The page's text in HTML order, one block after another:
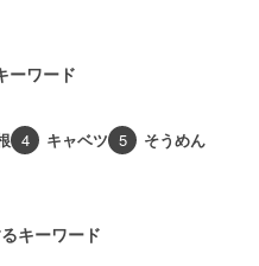
ーワード
4 キャベツ 5 そうめん
キーワード